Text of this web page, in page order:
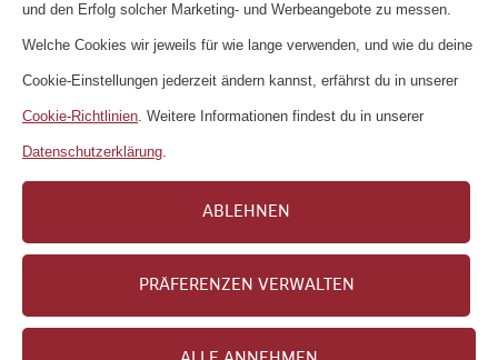
NUTZUNGSBEDINGUNGEN
DATENSCHUTZERKLÄRUNG
und den Erfolg solcher Marketing- und Werbeangebote zu messen.
Welche Cookies wir jeweils für wie lange verwenden, und wie du deine
Cookie-Einstellungen jederzeit ändern kannst, erfährst du in unserer
Cookie-Richtlinien. Weitere Informationen findest du in unserer
Datenschutzerklärung.
ABLEHNEN
PRÄFERENZEN VERWALTEN